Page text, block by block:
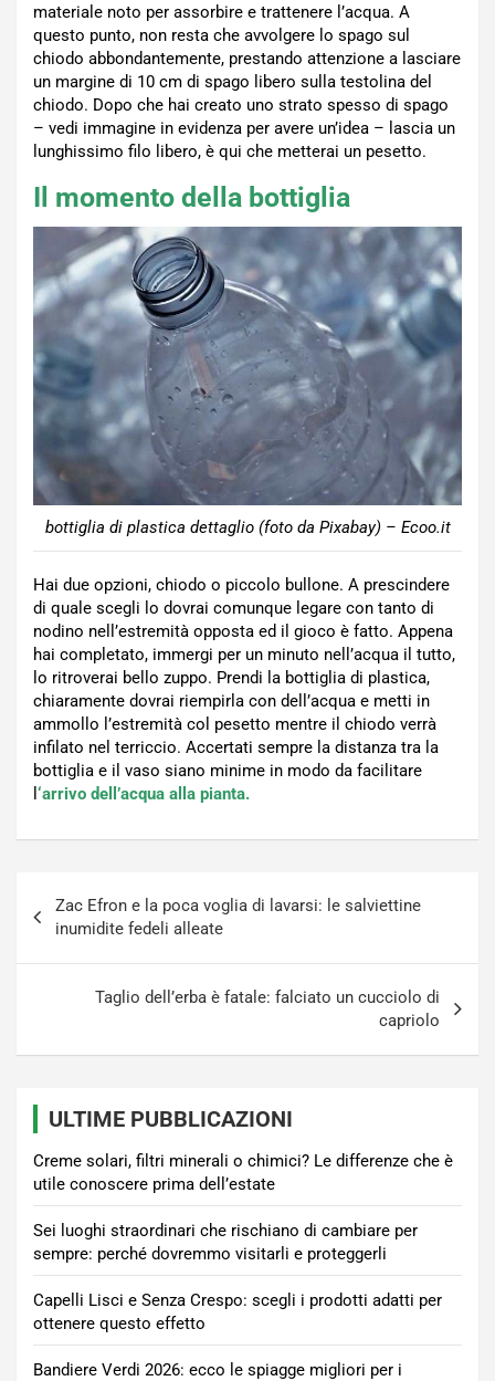
materiale noto per assorbire e trattenere l’acqua. A
questo punto, non resta che avvolgere lo spago sul
chiodo abbondantemente, prestando attenzione a lasciare
un margine di 10 cm di spago libero sulla testolina del
chiodo. Dopo che hai creato uno strato spesso di spago
– vedi immagine in evidenza per avere un’idea – lascia un
lunghissimo filo libero, è qui che metterai un pesetto.
Il momento della bottiglia
bottiglia di plastica dettaglio (foto da Pixabay) – Ecoo.it
Hai due opzioni, chiodo o piccolo bullone. A prescindere
di quale scegli lo dovrai comunque legare con tanto di
nodino nell’estremità opposta ed il gioco è fatto. Appena
hai completato, immergi per un minuto nell’acqua il tutto,
lo ritroverai bello zuppo. Prendi la bottiglia di plastica,
chiaramente dovrai riempirla con dell’acqua e metti in
ammollo l’estremità col pesetto mentre il chiodo verrà
infilato nel terriccio. Accertati sempre la distanza tra la
bottiglia e il vaso siano minime in modo da facilitare
‘arrivo dell’acqua alla pianta.
articoli
Zac Efron e la poca voglia di lavarsi: le salviettine
inumidite fedeli alleate
Taglio dell’erba è fatale: falciato un cucciolo di
capriolo
ULTIME PUBBLICAZIONI
Creme solari, filtri minerali o chimici? Le differenze che è
utile conoscere prima dell’estate
Sei luoghi straordinari che rischiano di cambiare per
sempre: perché dovremmo visitarli e proteggerli
Capelli Lisci e Senza Crespo: scegli i prodotti adatti per
ottenere questo effetto
Bandiere Verdi 2026: ecco le spiagge migliori per i